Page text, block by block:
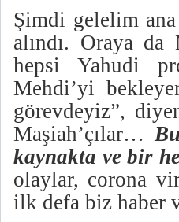
Şimdi gelelim
alındı. Oraya
hepsi Yahudi
Mehdi’yi
görevdeyiz”,
Maşiah’çılar…
kaynakta ve bir
olaylar, corona
ilk defa biz haber